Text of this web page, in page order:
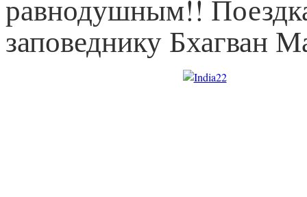
равнодушным!!
заповеднику Бхагван